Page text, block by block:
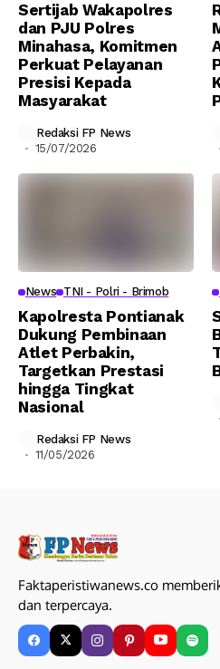
Sertijab Wakapolres
dan PJU Polres
Minahasa, Komitmen
Perkuat Pelayanan
Presisi Kepada
Masyarakat
Redaksi FP News
15/07/2026
News TNI - Polri - Brimob
Kapolresta Pontianak
Dukung Pembinaan
Atlet Perbakin,
Targetkan Prestasi
hingga Tingkat
Nasional
Redaksi FP News
11/05/2026
Faktaperistiwanews.co
dan terpercaya.